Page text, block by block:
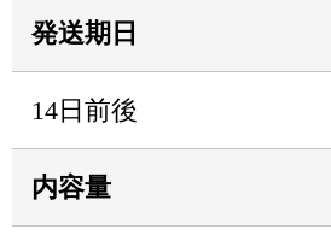
発送期日
14日前後
内容量